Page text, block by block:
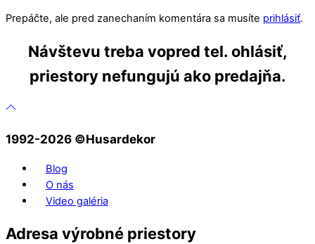
Prepáčte, ale pred zanechaním komentára sa musíte prihlásiť.
Návštevu treba vopred tel. ohlásiť,
priestory nefungujú ako predajňa.
1992-2026 ©️Husardekor
Blog
O nás
Video galéria
Adresa výrobné priestory